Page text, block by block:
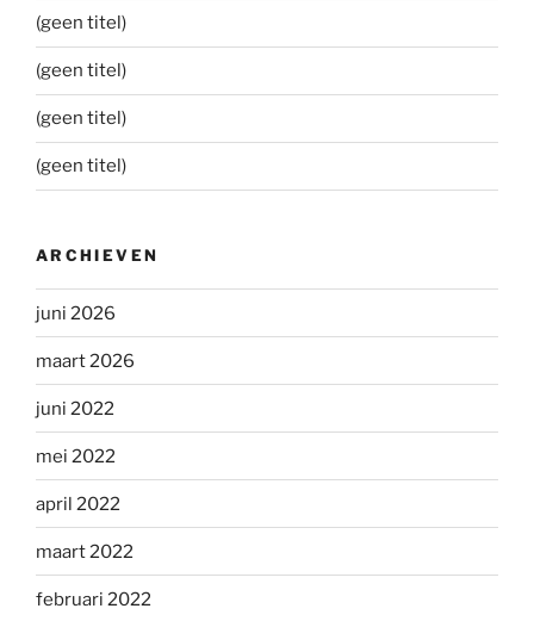
(geen titel)
(geen titel)
(geen titel)
(geen titel)
ARCHIEVEN
juni 2026
maart 2026
juni 2022
mei 2022
april 2022
maart 2022
februari 2022